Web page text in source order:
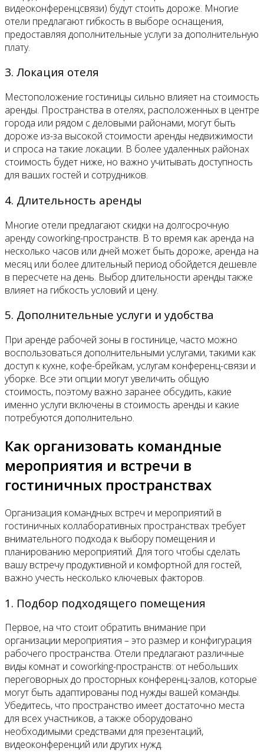
видеоконференцсвязи) будут стоить дороже. Многие
отели предлагают гибкость в выборе оснащения,
предоставляя дополнительные услуги за дополнительную
плату.
3. Локация отеля
Местоположение гостиницы сильно влияет на стоимость
аренды. Пространства в отелях, расположенных в центре
города или рядом с деловыми районами, могут быть
дороже из-за высокой стоимости аренды недвижимости
и спроса на такие локации. В более удаленных районах
стоимость будет ниже, но важно учитывать доступность
для ваших гостей и сотрудников.
4. Длительность аренды
Многие отели предлагают скидки на долгосрочную
аренду coworking-пространств. В то время как аренда на
несколько часов или дней может быть дороже, аренда на
месяц или более длительный период обойдется дешевле
в пересчете на день. Выбор длительности аренды также
влияет на гибкость условий и цену.
5. Дополнительные услуги и удобства
При аренде рабочей зоны в гостинице, часто можно
воспользоваться дополнительными услугами, такими как
доступ к кухне, кофе-брейкам, услугам конференц-связи и
уборке. Все эти опции могут увеличить общую
стоимость, поэтому важно заранее обсудить, какие
именно услуги включены в стоимость аренды и какие
потребуются дополнительно.
Как организовать командные
мероприятия и встречи в
гостиничных пространствах
Организация командных встреч и мероприятий в
гостиничных коллаборативных пространствах требует
внимательного подхода к выбору помещения и
планированию мероприятий. Для того чтобы сделать
вашу встречу продуктивной и комфортной для гостей,
важно учесть несколько ключевых факторов.
1. Подбор подходящего помещения
Первое, на что стоит обратить внимание при
организации мероприятия – это размер и конфигурация
рабочего пространства. Отели предлагают различные
виды комнат и coworking-пространств: от небольших
переговорных до просторных конференц-залов, которые
могут быть адаптированы под нужды вашей команды.
Убедитесь, что пространство имеет достаточно места
для всех участников, а также оборудовано
необходимыми средствами для презентаций,
видеоконференций или других нужд.